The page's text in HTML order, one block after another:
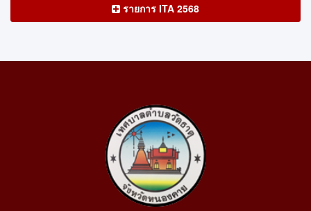
รายการ ITA 2568